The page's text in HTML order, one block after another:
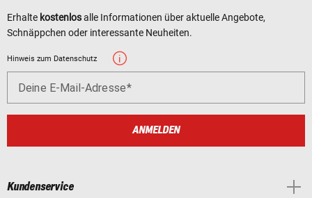
Erhalte kostenlosalle Informationen über aktuelle Angebote,
Schnäppchen oder interessante Neuheiten.
Hinweis zum Datenschutz
Deine E-Mail-Adresse
ANMELDEN
Kundenservice